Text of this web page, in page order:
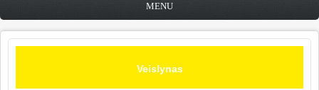
MENU
Veislynas